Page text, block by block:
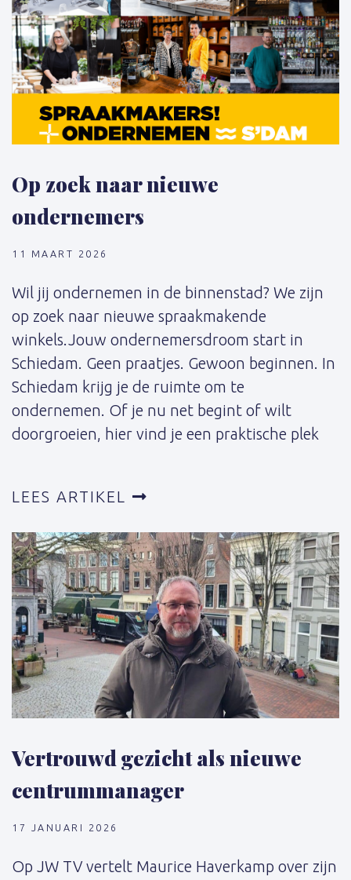
Op zoek naar nieuwe
ondernemers
11 MAART 2026
Wil jij ondernemen in de binnenstad? We zijn
op zoek naar nieuwe spraakmakende
winkels.Jouw ondernemersdroom start in
Schiedam. Geen praatjes. Gewoon beginnen. In
Schiedam krijg je de ruimte om te
ondernemen. Of je nu net begint of wilt
doorgroeien, hier vind je een praktische plek
LEES ARTIKEL
Vertrouwd gezicht als nieuwe
centrummanager
17 JANUARI 2026
Op JW TV vertelt Maurice Haverkamp over zijn